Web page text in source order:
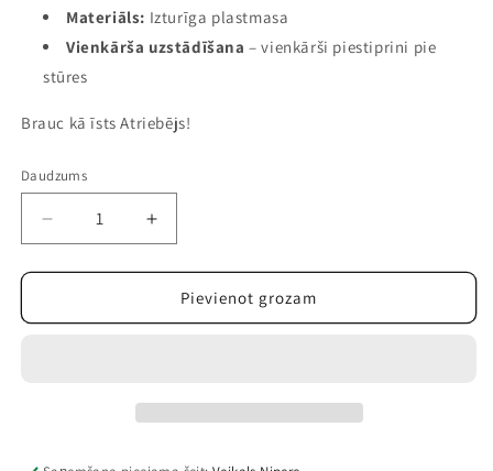
Materiāls: Izturīga plastmasa
Vienkārša uzstādīšana – vienkārši piestiprini pie
stūres
Brauc kā īsts Atriebējs!
Daudzums
Samazināt
daudzumu
precei
velosipēda
Palielināt
daudzumu
precei
Avengers
velosipēda
Pievienot grozam